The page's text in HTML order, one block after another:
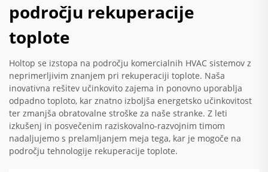
področju rekuperacije
toplote
Holtop se izstopa na področju komercialnih HVAC sistemov z
neprimerljivim znanjem pri rekuperaciji toplote. Naša
inovativna rešitev učinkovito zajema in ponovno uporablja
odpadno toploto, kar znatno izboljša energetsko učinkovitost
ter zmanjša obratovalne stroške za naše stranke. Z leti
izkušenj in posvečenim raziskovalno-razvojnim timom
nadaljujemo s prelamljanjem meja tega, kar je mogoče na
področju tehnologije rekuperacije toplote.